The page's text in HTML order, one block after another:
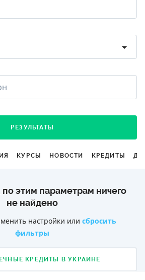
РЕЗУЛЬТАТЫ
КУРСЫ НОВОСТИ КРЕДИТЫ
этим параметрам ничего
не найдено
настройки или сбросить
фильтры
КРЕДИТЫ В УКРАИНЕ